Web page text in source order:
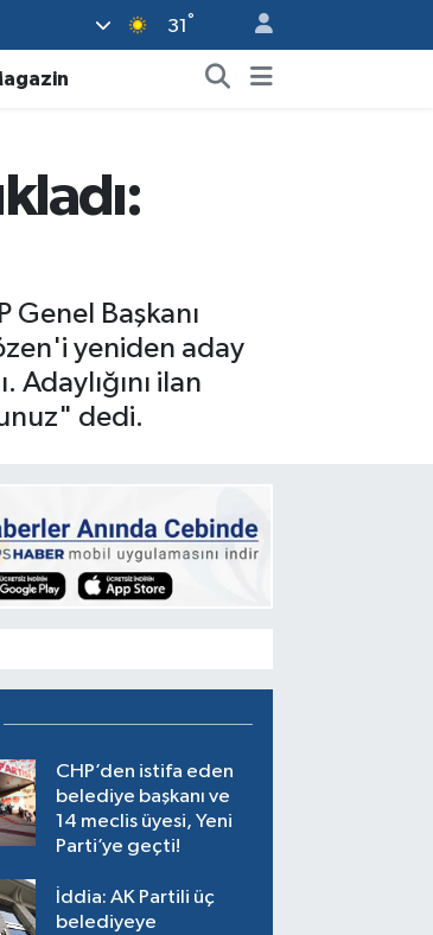
31 °
Başkanı
yeniden aday
ilan
dedi.
CHP’den istifa eden
belediye başkanı ve
14 meclis üyesi, Yeni
Parti’ye geçti!
İddia: AK Partili üç
belediyeye